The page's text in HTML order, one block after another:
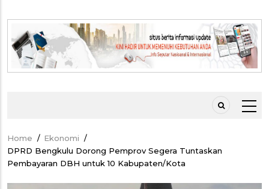
Breadcrumb
Home / Ekonomi /
DPRD Bengkulu Dorong Pemprov Segera Tuntaskan
Pembayaran DBH untuk 10 Kabupaten/Kota